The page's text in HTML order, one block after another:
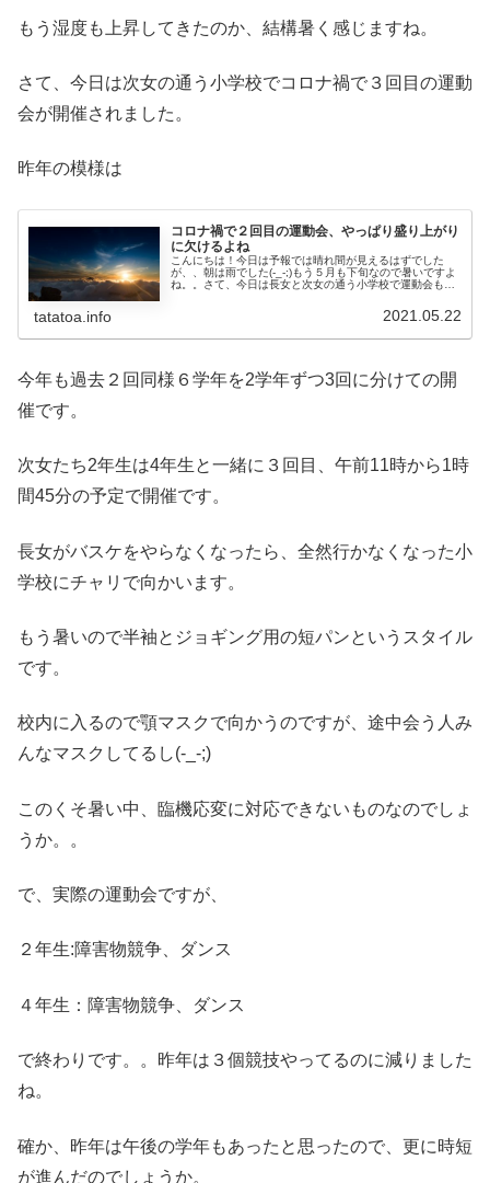
もう湿度も上昇してきたのか、結構暑く感じますね。
さて、今日は次女の通う小学校でコロナ禍で３回目の運動
会が開催されました。
昨年の模様は
コロナ禍で２回目の運動会、やっぱり盛り上がり
に欠けるよね
こんにちは！今日は予報では晴れ間が見えるはずでした
が、、朝は雨でした(-_-;)もう５月も下旬なので暑いですよ
ね。。さて、今日は長女と次女の通う小学校で運動会もど
tatatoa.info 2021.05.22
今年も過去２回同様６学年を2学年ずつ3回に分けての開
催です。
次女たち2年生は4年生と一緒に３回目、午前11時から1時
間45分の予定で開催です。
長女がバスケをやらなくなったら、全然行かなくなった小
学校にチャリで向かいます。
もう暑いので半袖とジョギング用の短パンというスタイル
です。
校内に入るので顎マスクで向かうのですが、途中会う人み
んなマスクしてるし(-_-;)
このくそ暑い中、臨機応変に対応できないものなのでしょ
うか。。
で、実際の運動会ですが、
２年生:障害物競争、ダンス
４年生：障害物競争、ダンス
で終わりです。。昨年は３個競技やってるのに減りました
ね。
確か、昨年は午後の学年もあったと思ったので、更に時短
が進んだのでしょうか。